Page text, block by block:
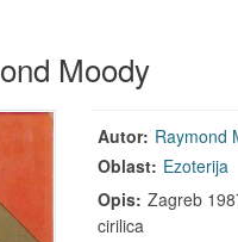
Moody
Autor: Raymond
Oblast: Ezoterija
Opis: Zagreb
cirilica